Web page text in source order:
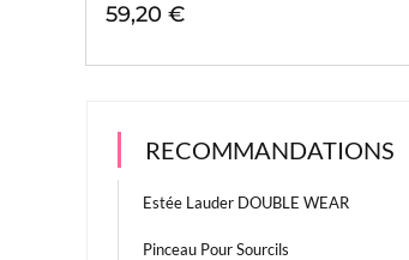
59,20 €
RECOMMANDATIONS
Estée Lauder DOUBLE WEAR
Pinceau Pour Sourcils